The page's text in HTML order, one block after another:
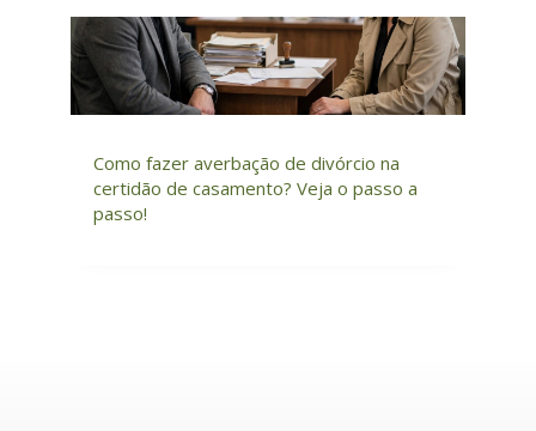
Como fazer averbação de divórcio na
certidão de casamento? Veja o passo a
passo!